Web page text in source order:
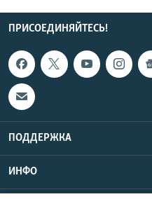
ПРИСОЕДИНЯЙТЕСЬ!
ПОДДЕРЖКА
ИНФО